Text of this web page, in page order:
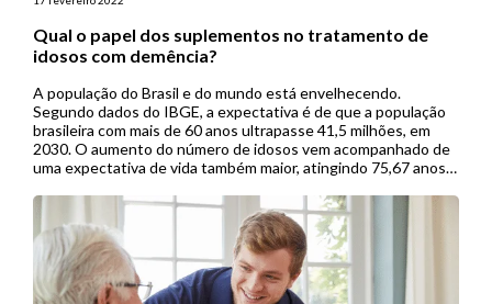
Qual o papel dos suplementos no tratamento de
idosos com demência?
A população do Brasil e do mundo está envelhecendo.
Segundo dados do IBGE, a expectativa é de que a população
brasileira com mais de 60 anos ultrapasse 41,5 milhões, em
2030. O aumento do número de idosos vem acompanhado de
uma expectativa de vida também maior, atingindo 75,67 anos